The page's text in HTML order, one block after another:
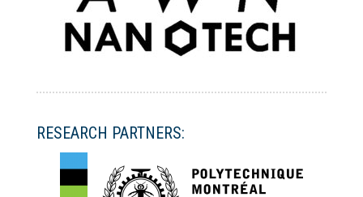
RESEARCH PARTNERS: